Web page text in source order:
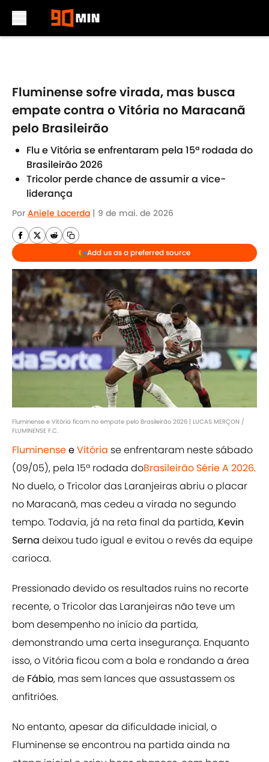
Fluminense sofre virada, mas busca
empate contra o Vitória no Maracanã
pelo Brasileirão
Flu e Vitória se enfrentaram pela 15ª rodada do
Brasileirão 2026
Tricolor perde chance de assumir a vice-
liderança
Por Aniele Lacerda | 9 de mai. de 2026
Add us as a preferred source
Fluminense e Vitória ficam no empate pelo Brasileirão 2026 | LUCAS MERÇON /
FLUMINENSE F.C.
FluminenseeVitória se enfrentaram neste sábado
(09/05), pela 15ª rodada doBrasileirão Série A 2026.
No duelo, o Tricolor das Laranjeiras abriu o placar
no Maracanã, mas cedeu a virada no segundo
tempo. Todavia, já na reta final da partida, Kevin
Serna deixou tudo igual e evitou o revés da equipe
carioca.
Pressionado devido os resultados ruins no recorte
recente, o Tricolor das Laranjeiras não teve um
bom desempenho no início da partida,
demonstrando uma certa insegurança. Enquanto
isso, o Vitória ficou com a bola e rondando a área
de Fábio, mas sem lances que assustassem os
anfitriões.
No entanto, apesar da dificuldade inicial, o
Fluminense se encontrou na partida ainda na